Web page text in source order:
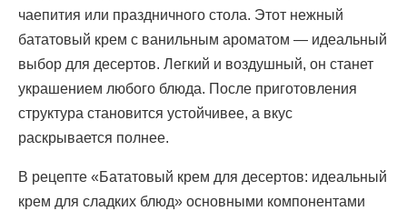
чаепития или праздничного стола. Этот нежный
бататовый крем с ванильным ароматом — идеальный
выбор для десертов. Легкий и воздушный, он станет
украшением любого блюда. После приготовления
структура становится устойчивее, а вкус
раскрывается полнее.
В рецепте «Бататовый крем для десертов: идеальный
крем для сладких блюд» основными компонентами